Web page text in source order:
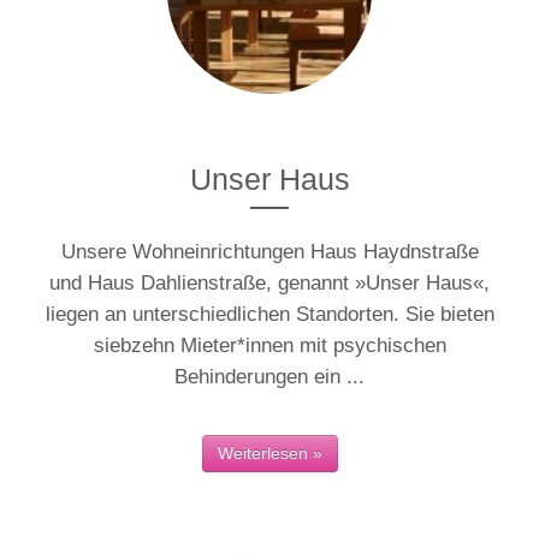
Unser Haus
Unsere Wohneinrichtungen Haus Haydnstraße
und Haus Dahlienstraße, genannt »Unser Haus«,
liegen an unterschiedlichen Standorten. Sie bieten
siebzehn Mieter*innen mit psychischen
Behinderungen ein ...
Weiterlesen »